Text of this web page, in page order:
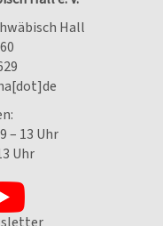
Hall
– 13 Uhr
Uhr